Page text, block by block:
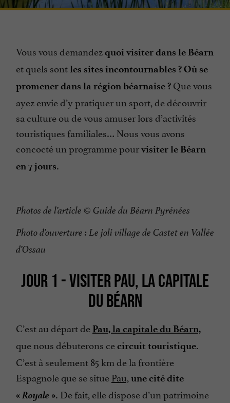
Vous vous demandezquoi visiter dans le Béarn
et quels sontles sites incontournables ? Où se
promener dans la région béarnaise ? Que vous
ayez envie d’y pratiquer un sport, de découvrir
sa culture ou de vous amuser lors d’activités
touristiques familiales… Nous vous avons
concocté un programme pourvisiter le Béarn
en 7 jours.
Photos de l’article © Guide du Béarn Pyrénées
Photo d’ouverture : Le joli village de Castet en Vallée
d’Ossau
JOUR 1 - VISITER PAU, LA CAPITALE
DU BÉARN
C’est au départ de Pau, la capitale du Béarn,
que nous débuterons cecircuit touristique.
C’est à seulement 85 km de la frontière
Espagnole que se situePau, une cité dite
« Royale ». De fait, elle dispose d’un patrimoine